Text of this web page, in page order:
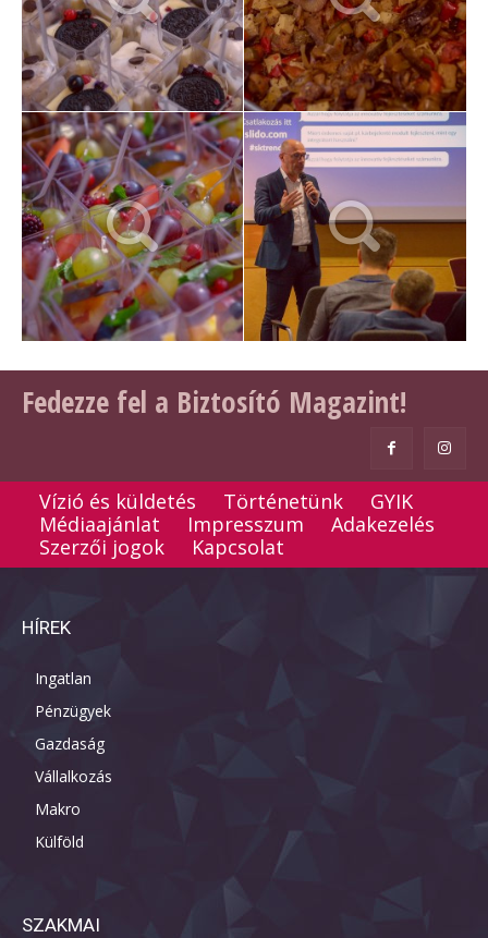
Fedezze fel a Biztosító Magazint!
Vízió és küldetés Történetünk
GYIK
Médiaajánlat
Impresszum
Adakezelés
Szerzői jogok
Kapcsolat
HÍREK
Ingatlan
Pénzügyek
Gazdaság
Vállalkozás
Makro
Külföld
SZAKMAI